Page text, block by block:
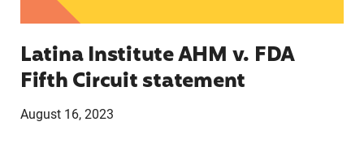
Latina Institute AHM v. FDA
Fifth Circuit statement
August 16, 2023